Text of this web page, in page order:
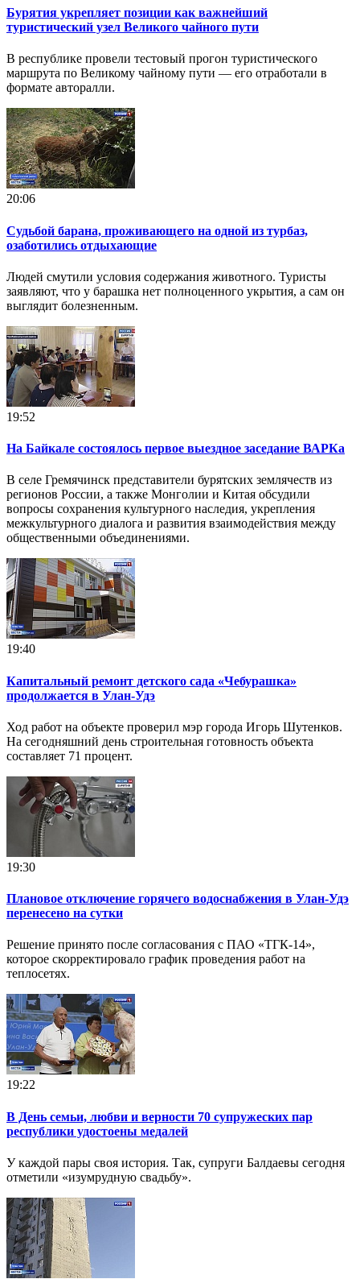
Бурятия укрепляет позиции как важнейший
туристический узел Великого чайного пути
В республике провели тестовый прогон туристического
маршрута по Великому чайному пути — его отработали в
формате авторалли.
20:06
Судьбой барана, проживающего на одной из турбаз,
озаботились отдыхающие
Людей смутили условия содержания животного. Туристы
заявляют, что у барашка нет полноценного укрытия, а сам он
выглядит болезненным.
19:52
На Байкале состоялось первое выездное заседание ВАРКа
В селе Гремячинск представители бурятских землячеств из
регионов России, а также Монголии и Китая обсудили
вопросы сохранения культурного наследия, укрепления
межкультурного диалога и развития взаимодействия между
общественными объединениями.
19:40
Капитальный ремонт детского сада «Чебурашка»
продолжается в Улан-Удэ
Ход работ на объекте проверил мэр города Игорь Шутенков.
На сегодняшний день строительная готовность объекта
составляет 71 процент.
19:30
Плановое отключение горячего водоснабжения в Улан-Удэ
перенесено на сутки
Решение принято после согласования с ПАО «ТГК-14»,
которое скорректировало график проведения работ на
теплосетях.
19:22
В День семьи, любви и верности 70 супружеских пар
республики удостоены медалей
У каждой пары своя история. Так, супруги Балдаевы сегодня
отметили «изумрудную свадьбу».